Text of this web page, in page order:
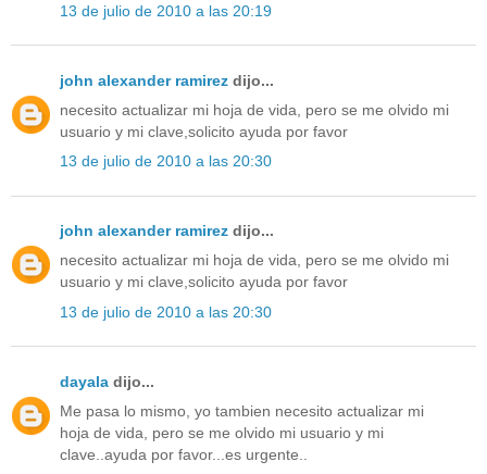
13 de julio de 2010 a las 20:19
john alexander ramirez dijo...
necesito actualizar mi hoja de vida, pero se me olvido mi
usuario y mi clave,solicito ayuda por favor
13 de julio de 2010 a las 20:30
john alexander ramirez dijo...
necesito actualizar mi hoja de vida, pero se me olvido mi
usuario y mi clave,solicito ayuda por favor
13 de julio de 2010 a las 20:30
dayala dijo...
Me pasa lo mismo, yo tambien necesito actualizar mi
hoja de vida, pero se me olvido mi usuario y mi
clave..ayuda por favor...es urgente..